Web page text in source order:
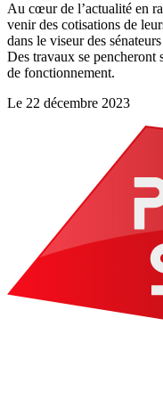
Au cœur de l’actualité en
venir des cotisations de
dans le viseur des
Des travaux se pencheront
de fonctionnement.
Le 22 décembre 2023